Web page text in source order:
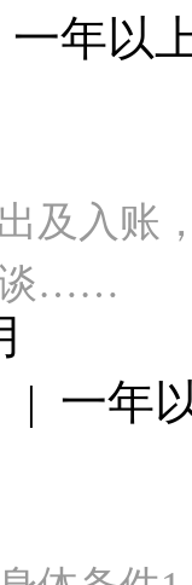
年以
及入账
谈……
| 一年